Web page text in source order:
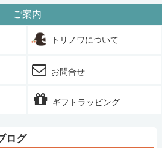
ご案内
トリノワについて
お問合せ
ギフトラッピング
ログ